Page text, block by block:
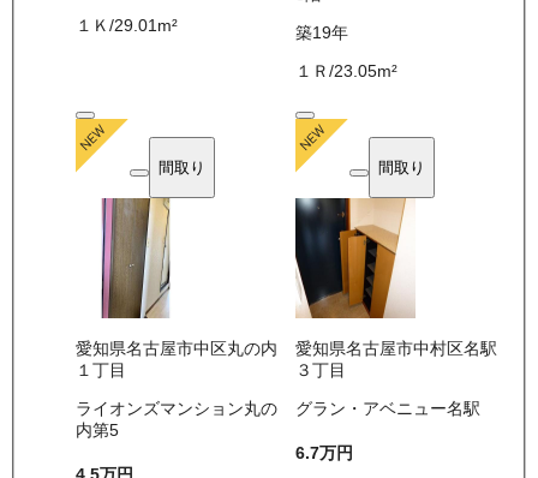
１Ｋ /29.01 m²
築19年
１Ｒ/23.05m²
間取り
愛知県名古屋市中区丸の内
１丁目
ライオンズマンション丸の
内第5
4.5万円
間取り
愛知県名古屋市中村区名駅
３丁目
グラン・アベニュー名駅
6.7万円